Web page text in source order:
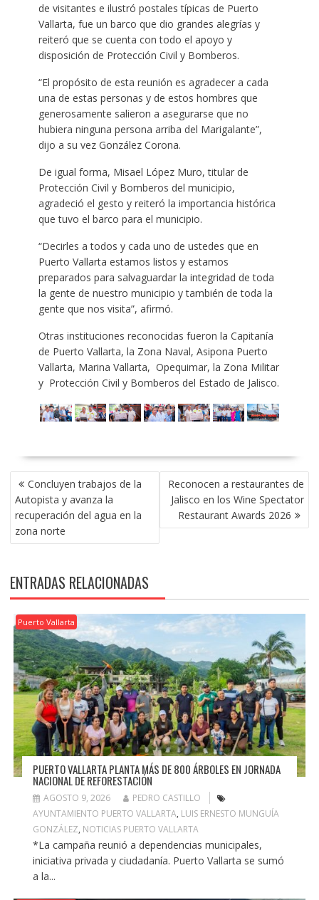
de visitantes e ilustró postales típicas de Puerto
Vallarta, fue un barco que dio grandes alegrías y
reiteró que se cuenta con todo el apoyo y
disposición de Protección Civil y Bomberos.
“El propósito de esta reunión es agradecer a cada
una de estas personas y de estos hombres que
generosamente salieron a asegurarse que no
hubiera ninguna persona arriba del Marigalante”,
dijo a su vez González Corona.
De igual forma, Misael López Muro, titular de
Protección Civil y Bomberos del municipio,
agradeció el gesto y reiteró la importancia histórica
que tuvo el barco para el municipio.
“Decirles a todos y cada uno de ustedes que en
Puerto Vallarta estamos listos y estamos
preparados para salvaguardar la integridad de toda
la gente de nuestro municipio y también de toda la
gente que nos visita”, afirmó.
Otras instituciones reconocidas fueron la Capitanía
de Puerto Vallarta, la Zona Naval, Asipona Puerto
Vallarta, Marina Vallarta, Opequimar, la Zona Militar
y Protección Civil y Bomberos del Estado de Jalisco.
NAVEGACIÓN
DE
ENTRADAS
Concluyen trabajos de la
Autopista y avanza la
recuperación del agua en la
zona norte
Reconocen a restaurantes de
Jalisco en los Wine Spectator
Restaurant Awards 2026
ENTRADAS RELACIONADAS
Puerto Vallarta
PUERTO VALLARTA PLANTA MÁS DE 800 ÁRBOLES EN JORNADA
NACIONAL DE REFORESTACIÓN
AGOSTO 9, 2026
PEDRO CASTILLO
AYUNTAMIENTO PUERTO VALLARTA, LUIS ERNESTO MUNGUÍA
GONZÁLEZ, NOTICIAS PUERTO VALLARTA
*La campaña reunió a dependencias municipales,
iniciativa privada y ciudadanía. Puerto Vallarta se sumó
a la...